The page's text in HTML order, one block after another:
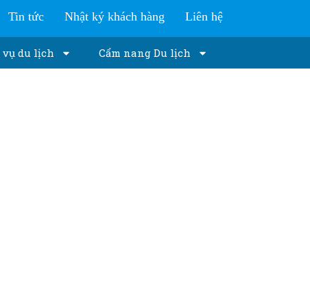
Tin tức Nhật ký khách hàng Liên hệ
vụ du lịch Cẩm nang Du lịch